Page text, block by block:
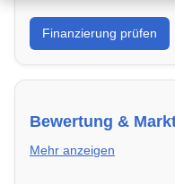
Was kannst du dir
vor der Höhe &
Förderprogramme
Finanzierung prüfen
Bewertung &
Mehr anzeigen